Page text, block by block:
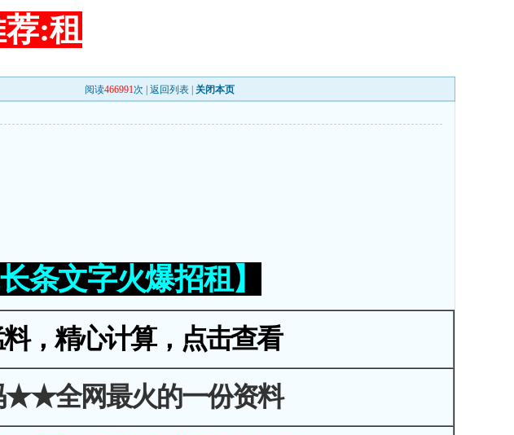
:租
阅读466991次 | 返回列表 关闭本页
条文字火爆招租】
，精心计算，点击查看
★★全网最火的一份资料